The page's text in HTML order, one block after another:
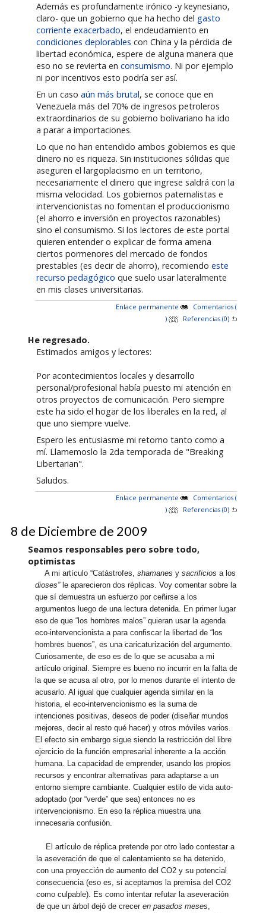
Además es profundamente irónico -y keynesiano,
claro- que un gobierno que ha hecho del gasto
corriente exacerbado, el endeudamiento en
condiciones deplorables con China y la pérdida de
libertad económica, espere de alguna manera que
eso no se revierta enconsumismo. Ni por ejemplo
ni por incentivos esto podría ser así.
En un casoaún más brutal, se conoce que en
Venezuela más del 70% de ingresos petroleros
extraordinarios de su gobierno bolivariano ha ido
a parar a importaciones.
Lo que no han entendido ambos gobiernos es que
dinero no es riqueza. Sin instituciones sólidas que
aseguren el largoplacismo en un territorio,
necesariamente el dinero que ingrese saldrá con la
misma velocidad. Los gobiernos paternalistas e
intervencionistas no fomentan el produccionismo
(el ahorro e inversión en proyectos razonables)
sino el consumismo. Si los lectores de este portal
quieren entender o explicar de forma amena
ciertos pormenores del mercado de fondos
prestables (es decir de ahorro), recomiendoeste
recurso pedagógico que suelo usar lateralmente
en mis clases universitarias.
Enlace permanente
Comentarios (
)
Referencias (0)
He regresado.
Estimados amigos y lectores:
Por acontecimientos locales y desarrollo
personal/profesional había puesto mi atención en
otros proyectos de comunicación. Pero siempre
este ha sido el hogar de los liberales en la red, al
que uno siempre vuelve.
Espero les entusiasme mi retorno tanto como a
mí. Llamemoslo la 2da temporada de "Breaking
Libertarian".
Saludos.
Enlace permanente
Comentarios (
)
Referencias (0)
8 de Diciembre de 2009
Seamos responsables pero sobre todo,
optimistas
A mi artículo “Catástrofes,shamanes ysacrificios a los
dioses” le aparecieron dos réplicas. Voy comentar sobre la
que sí demuestra un esfuerzo por ceñirse a los
argumentos luego de una lectura detenida. En primer lugar
eso de que “los hombres malos” quieran usar la agenda
eco-intervencionista a para confiscar la libertad de “los
hombres buenos”, es una caricaturización del argumento.
Curiosamente, de eso es de lo que se acusaba a mi
artículo original. Siempre es bueno no incurrir en la falta de
la que se acusa al otro, por lo menos durante el intento de
acusarlo. Al igual que cualquier agenda similar en la
historia, el eco-intervencionismo es la suma de
intenciones positivas, deseos de poder (diseñar mundos
mejores, decir al resto qué hacer) y otros móviles varios.
El efecto sin embargo sigue siendo la restricción del libre
ejercicio de la función empresarial inherente a la acción
humana. La capacidad de emprender, usando los propios
recursos y encontrar alternativas para adaptarse a un
entorno siempre cambiante. Cualquier estilo de vida auto-
adoptado (por “verde” que sea) entonces no es
intervencionismo. En eso la réplica muestra una
innecesaria confusión.
El artículo de réplica pretende por otro lado contestar a
la aseveración de que el calentamiento se ha detenido,
con una proyección de aumento del CO2 y su potencial
consecuencia (eso es, si aceptamos la premisa del CO2
como culpable). Es como intentar refutar la aseveración
de que un árbol dejó de creceren pasados meses,